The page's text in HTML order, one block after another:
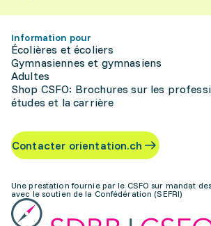
Information pour
Écolières et écoliers
Gymnasiennes et gymnasiens
Adultes
Shop CSFO: Brochures sur les
études et la carrière
Contacter orientation.ch
Une prestation fournie par le CSFO sur mandat
avec le soutien de la Confédération (SEFRI)